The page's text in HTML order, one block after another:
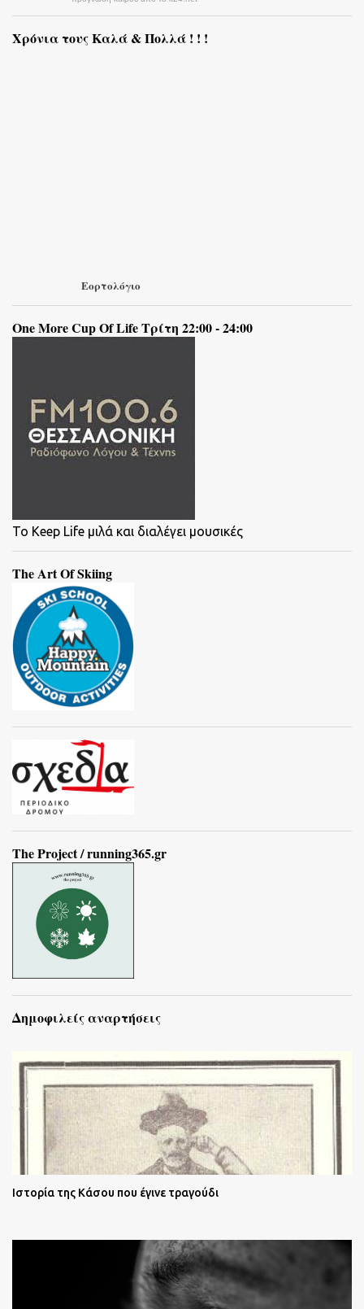
Χρόνια τους Καλά & Πολλά ! ! !
Εορτολόγιο
One More Cup Of Life Τρίτη 22:00 - 24:00
To Keep Life μιλά και διαλέγει μουσικές
The Art Of Skiing
The Project / running365.gr
Δημοφιλείς αναρτήσεις
Ιστορία της Κάσου που έγινε τραγούδι